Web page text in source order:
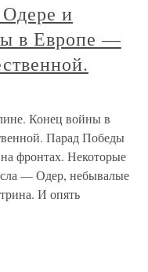
и
в Европе —
Конец войны в
Парад Победы
фронтах. Некоторые
— Одер, небывалые
И опять